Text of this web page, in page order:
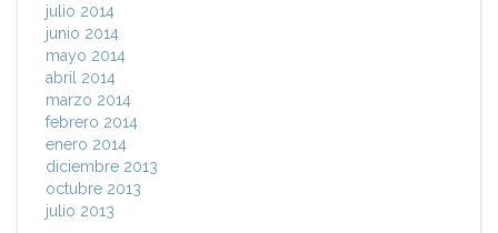
julio 2014
junio 2014
mayo 2014
abril 2014
marzo 2014
febrero 2014
enero 2014
diciembre 2013
octubre 2013
julio 2013